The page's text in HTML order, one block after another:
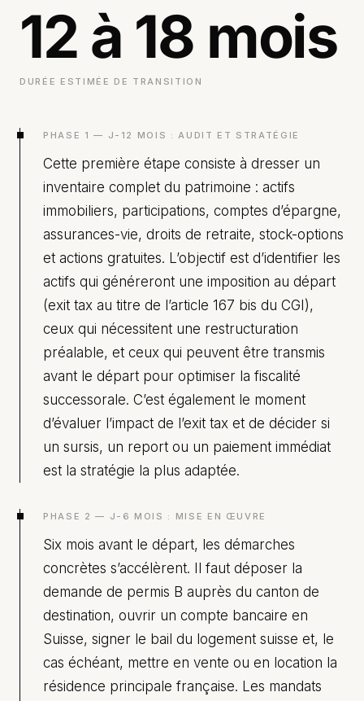
12 à 18 mois
DURÉE ESTIMÉE DE TRANSITION
PHASE 1 — J-12 MOIS : AUDIT ET STRATÉGIE
Cette première étape consiste à dresser un
inventaire complet du patrimoine : actifs
immobiliers, participations, comptes d’épargne,
assurances-vie, droits de retraite, stock-options
et actions gratuites. L’objectif est d’identifier les
actifs qui généreront une imposition au départ
(exit tax au titre de l’article 167 bis du CGI),
ceux qui nécessitent une restructuration
préalable, et ceux qui peuvent être transmis
avant le départ pour optimiser la fiscalité
successorale. C’est également le moment
d’évaluer l’impact de l’exit tax et de décider si
un sursis, un report ou un paiement immédiat
est la stratégie la plus adaptée.
PHASE 2 — J-6 MOIS : MISE EN ŒUVRE
Six mois avant le départ, les démarches
concrètes s’accélèrent. Il faut déposer la
demande de permis B auprès du canton de
destination, ouvrir un compte bancaire en
Suisse, signer le bail du logement suisse et, le
cas échéant, mettre en vente ou en location la
résidence principale française. Les mandats